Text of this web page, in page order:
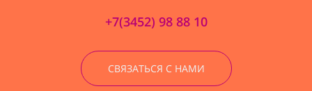
+7(3452) 98 88 10
СВЯЗАТЬСЯ С НАМИ